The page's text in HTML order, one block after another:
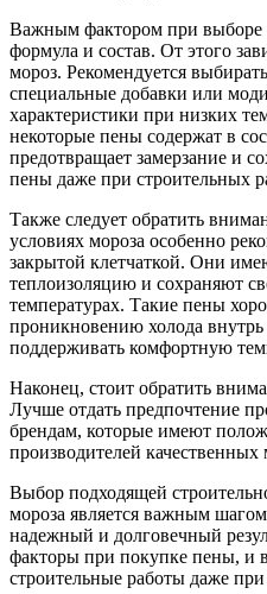
Важным фактором при выборе
формула и состав. От этого
мороз. Рекомендуется
специальные добавки или
характеристики при низких
некоторые пены содержат в
предотвращает замерзание и
пены даже при строительных
Также следует обратить
условиях мороза особенно
закрытой клетчаткой. Они
теплоизоляцию и сохраняют
температурах. Такие пены
проникновению холода
поддерживать комфортную
Наконец, стоит обратить
Лучше отдать предпочтение
брендам, которые имеют
производителей качественных
Выбор подходящей
мороза является важным
надежный и долговечный
факторы при покупке пены, и
строительные работы даже